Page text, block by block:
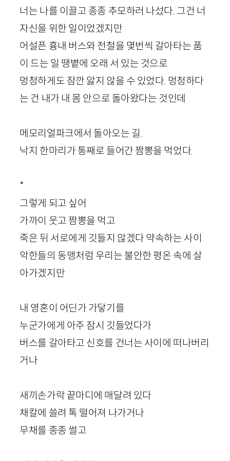
너는 나를 이끌고 종종 추모하러 나섰다. 그건 너
자신을 위한 일이었겠지만
어설픈 흉내 버스와 전철을 몇번씩 갈아타는 품
이 드는 일 땡볕에 오래 서 있는 것으로
멍청하게도 잠깐 앓지 않을 수 있었다. 멍청하다
는 건 내가 내 몸 안으로 돌아왔다는 것인데
메모리얼파크에서 돌아오는 길.
낙지 한마리가 통째로 들어간 짬뽕을 먹었다.
*
그렇게 되고 싶어
가까이 웃고 짬뽕을 먹고
죽은 뒤 서로에게 깃들지 않겠다 약속하는 사이
악한들의 동맹처럼 우리는 불안한 평온 속에 살
아가겠지만
내 영혼이 어딘가 가닿기를
누군가에게 아주 잠시 깃들었다가
버스를 갈아타고 신호를 건너는 사이에 떠나버리
거나
새끼손가락 끝마디에 매달려 있다
채칼에 쓸려 톡 떨어져 나가거나
무채를 종종 썰고